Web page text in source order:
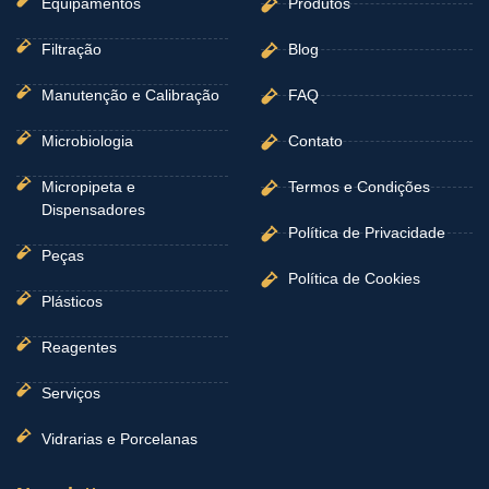
Equipamentos
Filtração
Manutenção e Calibração
Microbiologia
Micropipeta e
Dispensadores
Peças
Plásticos
Reagentes
Serviços
Vidrarias e Porcelanas
Produtos
Blog
FAQ
Contato
Termos e Condições
Política de Privacidade
Política de Cookies